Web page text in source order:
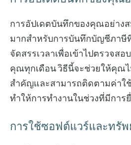
การอัปเดตบันทึกของคุณอย่าง
มากสำหรับการบันทึกบัญชีภาษี
จัดสรรเวลาเพื่อเข้าไปตรวจส
คุณทุกเดือน วิธีนี้จะช่วยให้คุณ
สำคัญและสามารถติดตามค่าใ
ทำให้การทำงานในช่วงที่มีการ
การใช้ซอฟต์แวร์และทรัพ